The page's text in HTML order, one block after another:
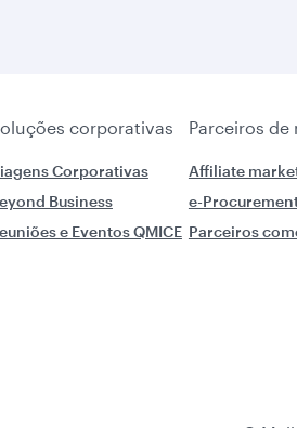
corporativas Parceiros de
Corporativas
Business
e Eventos QMICE
Affiliate
e-
Parceiros